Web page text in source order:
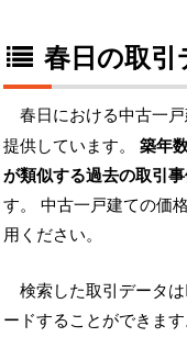
春日の取引
春日における中古一
提供しています。 築年
が類似する過去の取引
す。 中古一戸建ての価
用ください。
検索した取引データ
ードすることができます